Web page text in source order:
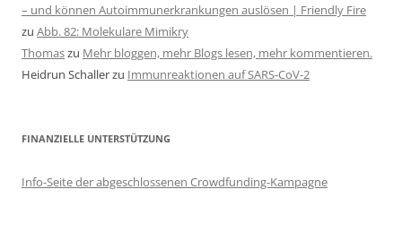
– und können Autoimmunerkrankungen auslösen | Friendly Fire
zu Abb. 82: Molekulare Mimikry
Thomaszu Mehr bloggen, mehr Blogs lesen, mehr kommentieren.
Heidrun Schallerzu Immunreaktionen auf SARS-CoV-2
FINANZIELLE UNTERSTÜTZUNG
Info-Seite der abgeschlossenen Crowdfunding-Kampagne